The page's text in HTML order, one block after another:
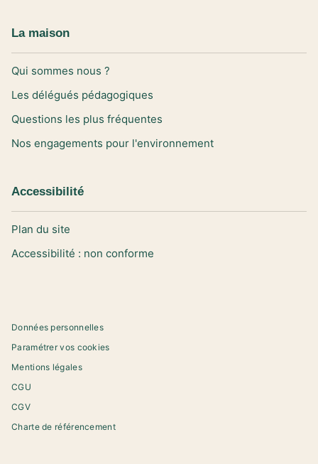
La maison
Qui sommes nous ?
Les délégués pédagogiques
Questions les plus fréquentes
Nos engagements pour l'environnement
Accessibilité
Plan du site
Accessibilité : non conforme
Données personnelles
Paramétrer vos cookies
Mentions légales
CGU
CGV
Charte de référencement